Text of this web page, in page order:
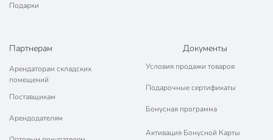
Артикул производителя
сгг260а
Гарантия производителя, мес
Модель
Вес в упаковке
Подарки
Партнерам
Арендаторам складских
помещений
Поставщикам
Арендодателям
Документы
Условия продажи товаров
Подарочные сертификаты
Бонусная программа
Активация Бонусной Карты